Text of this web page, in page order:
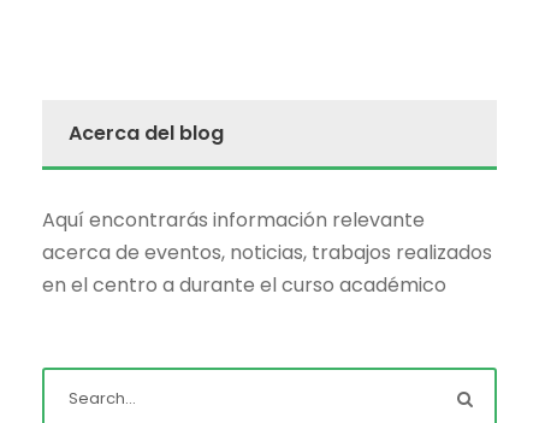
Acerca del blog
Aquí encontrarás información relevante
acerca de eventos, noticias, trabajos realizados
en el centro a durante el curso académico